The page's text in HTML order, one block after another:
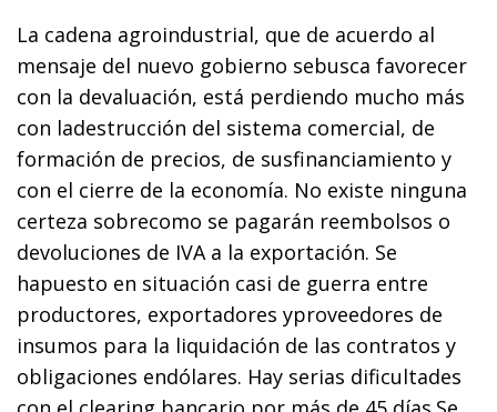
La cadena agroindustrial, que de acuerdo al
mensaje del nuevo gobierno sebusca favorecer
con la devaluación, está perdiendo mucho más
con ladestrucción del sistema comercial, de
formación de precios, de susfinanciamiento y
con el cierre de la economía. No existe ninguna
certeza sobrecomo se pagarán reembolsos o
devoluciones de IVA a la exportación. Se
hapuesto en situación casi de guerra entre
productores, exportadores yproveedores de
insumos para la liquidación de las contratos y
obligaciones endólares. Hay serias dificultades